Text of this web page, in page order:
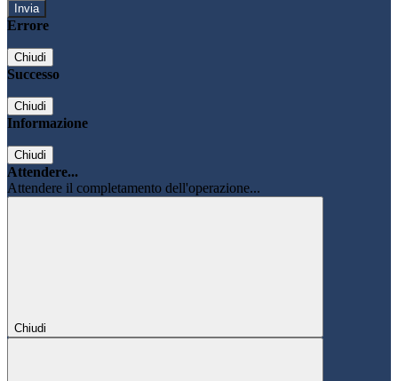
Errore
Chiudi
Successo
Chiudi
Informazione
Chiudi
Attendere...
Attendere il completamento dell'operazione...
Chiudi